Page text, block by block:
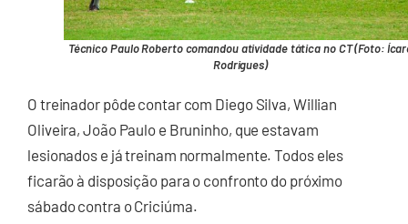
Técnico Paulo Roberto comandou atividade tática no CT (Foto:
Rodrigues)
O treinador pôde contar com Diego Silva, Willian
Oliveira, João Paulo e Bruninho, que estavam
lesionados e já treinam normalmente. Todos eles
ficarão à disposição para o confronto do próximo
sábado contra o Criciúma.